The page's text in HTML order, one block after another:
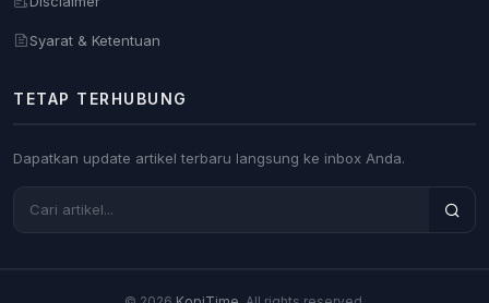
Syarat & Ketentuan
TETAP TERHUBUNG
Dapatkan update artikel terbaru langsung ke inbox Anda.